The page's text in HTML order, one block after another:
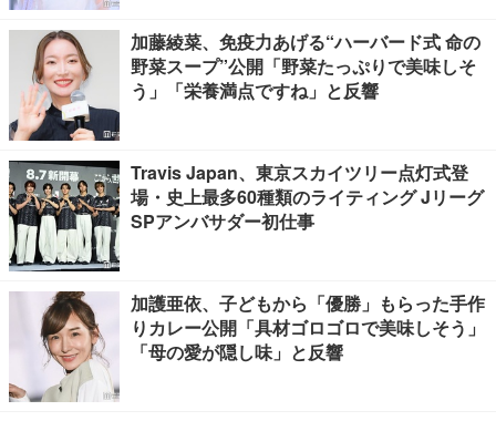
加藤綾菜、免疫力あげる“ハーバード式 命の
野菜スープ”公開「野菜たっぷりで美味しそ
う」「栄養満点ですね」と反響
Travis Japan、東京スカイツリー点灯式登
場・史上最多60種類のライティング Jリーグ
SPアンバサダー初仕事
加護亜依、子どもから「優勝」もらった手作
りカレー公開「具材ゴロゴロで美味しそう」
「母の愛が隠し味」と反響